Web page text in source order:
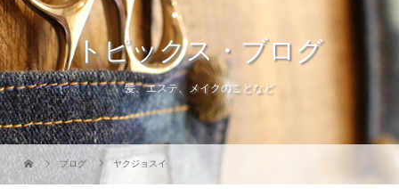
トピックス・ブログ
髪、エステ、メイクのことなど
ブログ ヤクジョスイ